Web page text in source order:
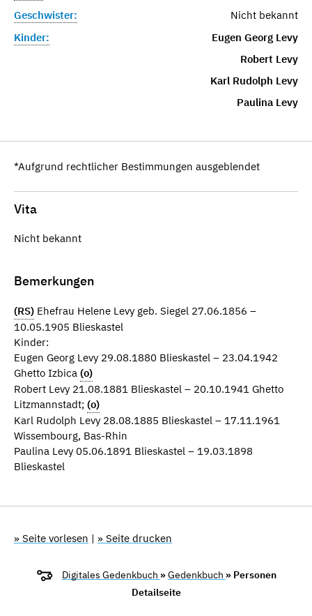
Geschwister:
Nicht bekannt
Kinder:
Eugen Georg Levy
Robert Levy
Karl Rudolph Levy
Paulina Levy
*Aufgrund rechtlicher Bestimmungen ausgeblendet
Vita
Nicht bekannt
Bemerkungen
(RS) Ehefrau Helene Levy geb. Siegel 27.06.1856 –
10.05.1905 Blieskastel
Kinder:
Eugen Georg Levy 29.08.1880 Blieskastel – 23.04.1942
Ghetto Izbica (o)
Robert Levy 21.08.1881 Blieskastel – 20.10.1941 Ghetto
Litzmannstadt; (o)
Karl Rudolph Levy 28.08.1885 Blieskastel – 17.11.1961
Wissembourg, Bas-Rhin
Paulina Levy 05.06.1891 Blieskastel – 19.03.1898
Blieskastel
» Seite vorlesen | » Seite drucken
Digitales Gedenkbuch »Gedenkbuch » Personen
Detailseite